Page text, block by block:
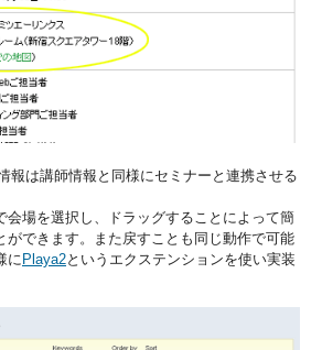
報は講師情報と同様にセミナーと連携させる
会場を選択し、ドラッグすることによって簡
ができます。また戻すことも同じ動作で可能
に Playa2というエクステンションを使い実装